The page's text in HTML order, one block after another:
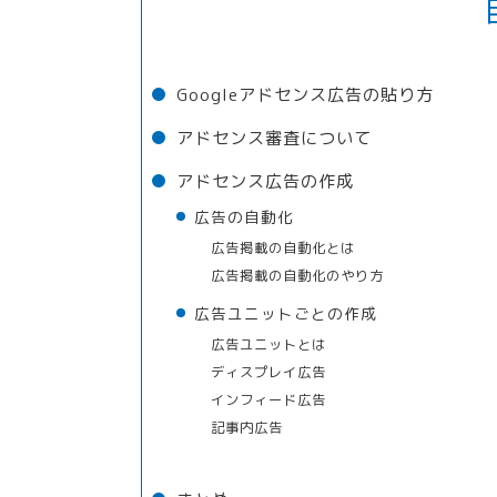
Googleアドセンス広告の貼り方
アドセンス審査について
アドセンス広告の作成
広告の自動化
広告掲載の自動化とは
広告掲載の自動化のやり方
広告ユニットごとの作成
広告ユニットとは
ディスプレイ広告
インフィード広告
記事内広告